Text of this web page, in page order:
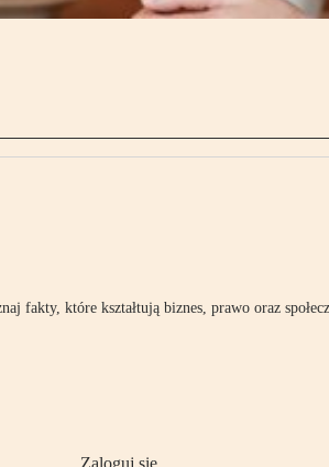
fakty, które kształtują biznes, prawo oraz
Zaloguj się